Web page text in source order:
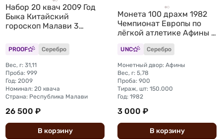
Набор 20 квач 2009 Год
Быка Китайский
гороскоп Малави 3
PROOF Серебро
Вес, г: 31,11
Проба: 999
Год: 2009
Номинал: 20 квача
Страна: Республика Малави
26 500 ₽
В корзину
Монета 100 драхм 1982
Чемпионат Европы по
лёгкой атлетике Афины -
Прыжок в высоту Греция
UNC Серебро
Монетный двор: Афины
Вес, г: 5,78
Проба: 900
Тираж, шт: 150.000
Год: 1982
3 000 ₽
В корзину